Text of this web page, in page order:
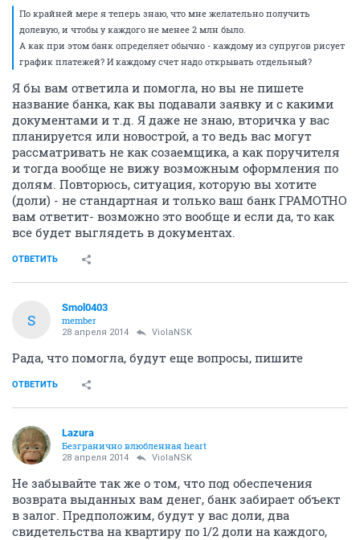
По крайней мере я теперь знаю, что мне желательно получить
долевую, и чтобы у каждого не менее 2 млн было.
А как при этом банк определяет обычно - каждому из супругов рисует
график платежей? И каждому счет надо открывать отдельный?
Я бы вам ответила и помогла, но вы не пишете
название банка, как вы подавали заявку и с какими
документами и т.д. Я даже не знаю, вторичка у вас
планируется или новострой, а то ведь вас могут
рассматривать не как созаемщика, а как поручителя
и тогда вообще не вижу возможным оформления по
долям. Повторюсь, ситуация, которую вы хотите
(доли) - не стандартная и только ваш банк ГРАМОТНО
вам ответит- возможно это вообще и если да, то как
все будет выглядеть в документах.
ОТВЕТИТЬ
S
Smol0403
member
28 апреля 2014 ViolaNSK
Рада, что помогла, будут еще вопросы, пишите
ОТВЕТИТЬ
Lazura
Безгранично влюбленная heart
28 апреля 2014 ViolaNSK
Не забывайте так же о том, что под обеспечения
возврата выданных вам денег, банк забирает объект
в залог. Предположим, будут у вас доли, два
свидетельства на квартиру по 1/2 доли на каждого,